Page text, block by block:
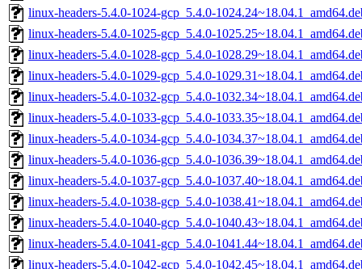
linux-headers-5.4.0-1024-gcp_5.4.0-
linux-headers-5.4.0-1025-gcp_5.4.0-
linux-headers-5.4.0-1028-gcp_5.4.0-
linux-headers-5.4.0-1029-gcp_5.4.0-
linux-headers-5.4.0-1032-gcp_5.4.0-
linux-headers-5.4.0-1033-gcp_5.4.0-
linux-headers-5.4.0-1034-gcp_5.4.0-
linux-headers-5.4.0-1036-gcp_5.4.0-
linux-headers-5.4.0-1037-gcp_5.4.0-
linux-headers-5.4.0-1038-gcp_5.4.0-
linux-headers-5.4.0-1040-gcp_5.4.0-
linux-headers-5.4.0-1041-gcp_5.4.0-
linux-headers-5.4.0-1042-gcp_5.4.0-